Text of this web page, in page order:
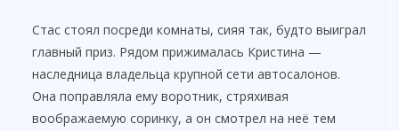
Стас стоял посреди комнаты, сияя так, будто выиграл
главный приз. Рядом прижималась Кристина —
наследница владельца крупной сети автосалонов.
Она поправляла ему воротник, стряхивая
воображаемую соринку, а он смотрел на неё тем